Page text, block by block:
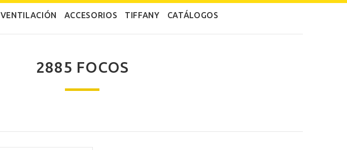
VENTILACIÓN ACCESORIOS TIFFANY CATÁLOGOS
2885 FOCOS